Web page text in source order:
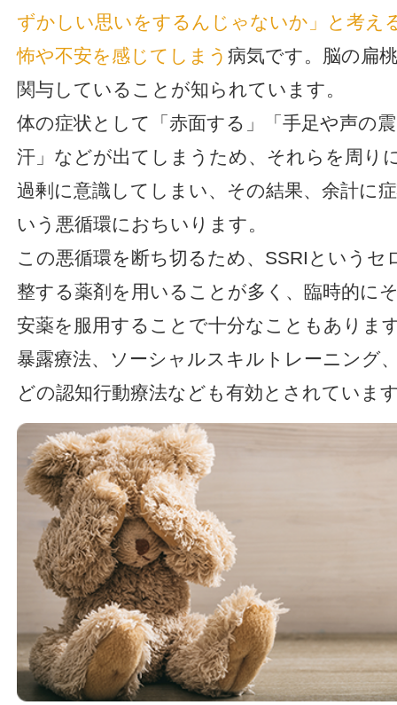
ずかしい思いをするんじゃないか」と考え
怖や不安を感じてしまう病気です。脳の扁
関与していることが知られています。
体の症状として「赤面する」「手足や声の
汗」などが出てしまうため、それらを周り
過剰に意識してしまい、その結果、余計に
いう悪循環におちいります。
この悪循環を断ち切るため、SSRIというセ
整する薬剤を用いることが多く、臨時的に
安薬を服用することで十分なこともありま
暴露療法、ソーシャルスキルトレーニング
どの認知行動療法なども有効とされていま